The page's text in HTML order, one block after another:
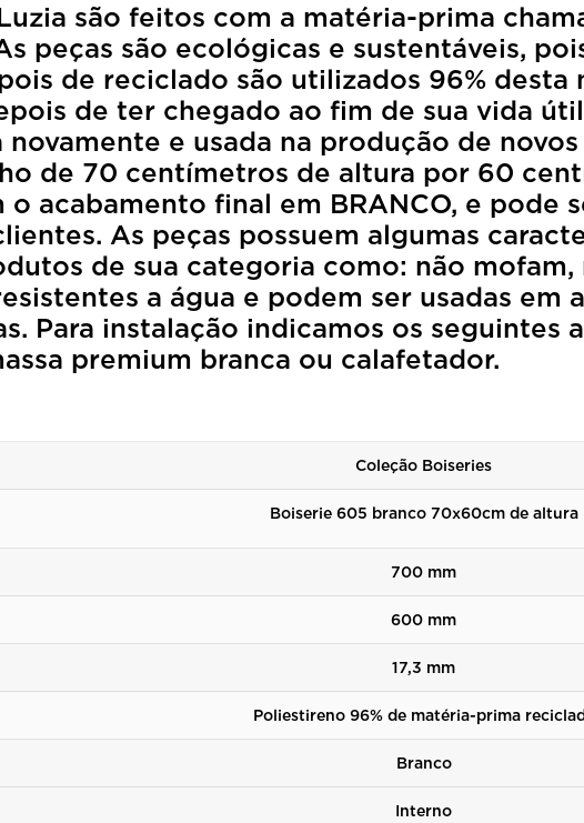
são feitos com a matéria-prima
peças são ecológicas e sustentáveis,
de reciclado são utilizados 96%
de ter chegado ao fim de sua vida
e usada na produção de
de 70 centímetros de altura por 60
acabamento final em BRANCO, e pode
As peças possuem algumas
de sua categoria como: não mofam,
a água e podem ser usadas em
Para instalação indicamos os seguintes
premium branca ou calafetador.
Coleção Boiseries
Boiserie 605 branco 70x60cm de altura
700 mm
600 mm
17,3 mm
Poliestireno 96% de matéria-prima
Branco
Interno